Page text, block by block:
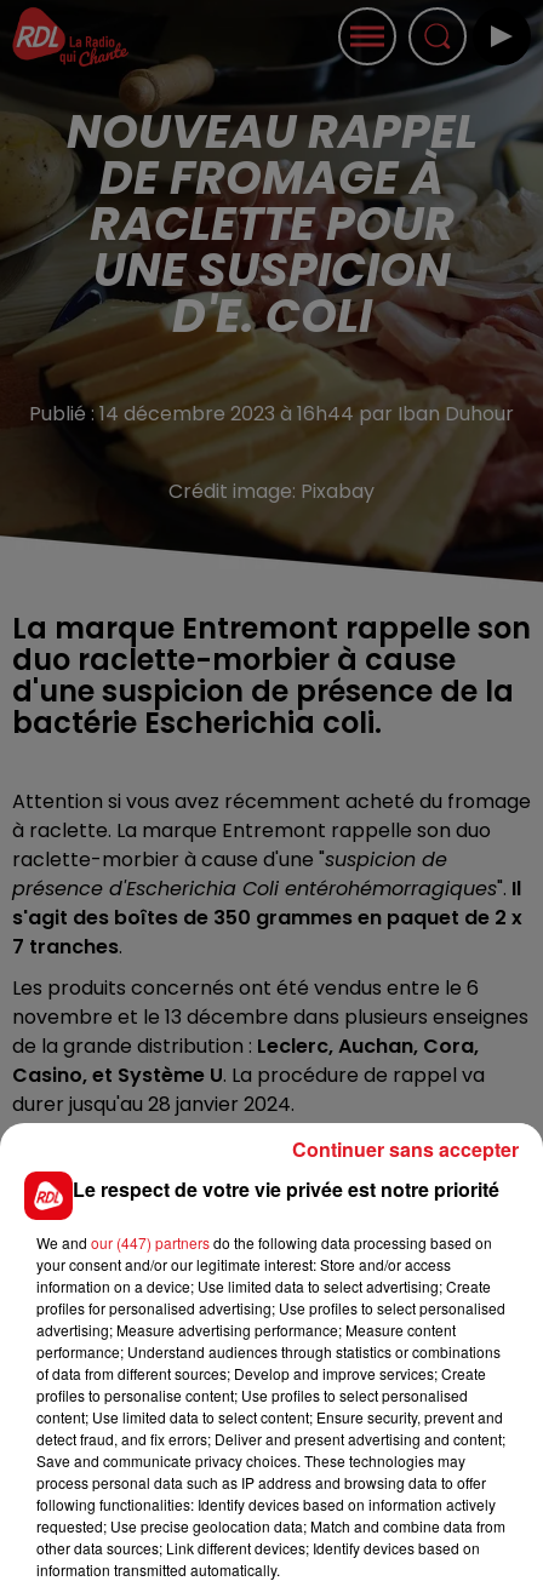
NOUVEAU RAPPEL
DE FROMAGE À
RACLETTE POUR
UNE SUSPICION
D'E. COLI
Publié : 14 décembre 2023 à 16h44 par Iban Duhour
Crédit image: Pixabay
La marque Entremont rappelle son
duo raclette-morbier à cause
d'une suspicion de présence de la
bactérie Escherichia coli.
Attention si vous avez récemment acheté du fromage
à raclette. La marque Entremont rappelle son duo
raclette-morbier à cause d'une "suspicion de
présence d'Escherichia Coli entérohémorragiques". Il
s'agit des boîtes de 350 grammes en paquet de 2 x
7 tranches.
Les produits concernés ont été vendus entre le 6
novembre et le 13 décembre dans plusieurs enseignes
de la grande distribution : Leclerc, Auchan, Cora,
Casino, et Système U. La procédure de rappel va
durer jusqu'au 28 janvier 2024.
Si vous avez acheté ce produit, ne le consommez pas
et ramenez-le en magasin pour obtenir un
remboursement. La bactérie E. Coli peut provoquer
des diarrhées, des vomissements et de la fièvre.
Plus d'information sur le site internet Rappel Conso
FIL D'ACTUS
Le respect de votre vie privée est notre priorité
We and our (447) partnersdo the following data processing based on
your consent and/or our legitimate interest: Store and/or access
information on a device; Use limited data to select advertising; Create
profiles for personalised advertising; Use profiles to select personalised
advertising; Measure advertising performance; Measure content
performance; Understand audiences through statistics or combinations
of data from different sources; Develop and improve services; Create
profiles to personalise content; Use profiles to select personalised
content; Use limited data to select content; Ensure security, prevent and
detect fraud, and fix errors; Deliver and present advertising and content;
Save and communicate privacy choices. These technologies may
process personal data such as IP address and browsing data to offer
following functionalities: Identify devices based on information actively
requested; Use precise geolocation data; Match and combine data from
other data sources; Link different devices; Identify devices based on
information transmitted automatically.
Continuer sans accepter